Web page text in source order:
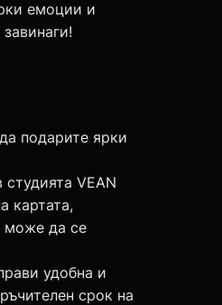
емоции и
подарите ярки
VEAN
картата,
може да се
удобна и
срок на